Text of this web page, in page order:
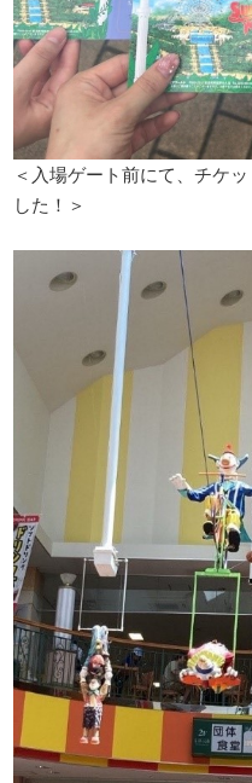
＜入場ゲート前にて、チケ
した！＞